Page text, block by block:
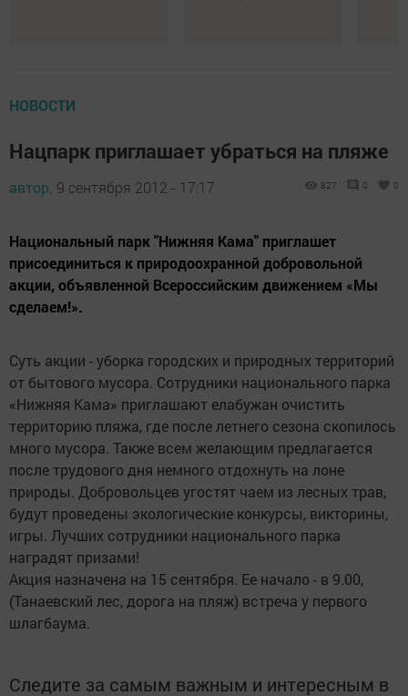
НОВОСТИ
Нацпарк приглашает убраться на пляже
автор, 9 сентября 2012 - 17:17 827 0 0
Национальный парк "Нижняя Кама" приглашет
присоединиться к природоохранной добровольной
акции, объявленной Всероссийским движением «Мы
сделаем!».
Суть акции - уборка городских и природных территорий
от бытового мусора. Сотрудники национального парка
«Нижняя Кама» приглашают елабужан очистить
территорию пляжа, где после летнего сезона скопилось
много мусора. Также всем желающим предлагается
после трудового дня немного отдохнуть на лоне
природы. Добровольцев угостят чаем из лесных трав,
будут проведены экологические конкурсы, викторины,
игры. Лучших сотрудники национального парка
наградят призами!
Акция назначена на 15 сентября. Ее начало - в 9.00,
(Танаевский лес, дорога на пляж) встреча у первого
шлагбаума.
Следите за самым важным и интересным в